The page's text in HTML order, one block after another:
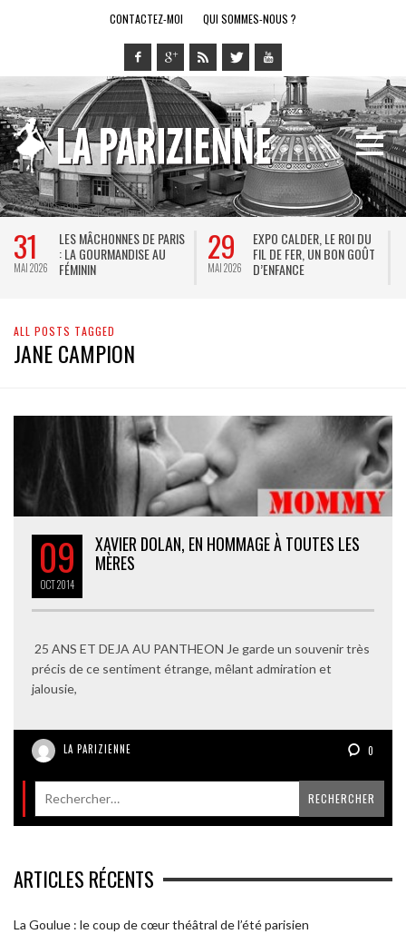
CONTACTEZ-MOI QUI SOMMES-NOUS ?
31
MAI 2026
LES MÂCHONNES DE PARIS
: LA GOURMANDISE AU
FÉMININ
29
MAI 2026
EXPO CALDER, LE ROI DU
FIL DE FER, UN BON GOÛT
D’ENFANCE
ALL POSTS TAGGED
JANE CAMPION
09
OCT2014
XAVIER DOLAN, EN HOMMAGE À TOUTES LES
MÈRES
25 ANS ET DEJA AU PANTHEON Je garde un souvenir très
précis de ce sentiment étrange, mêlant admiration et
jalousie,
LA PARIZIENNE 0
ARTICLES RÉCENTS
La Goulue : le coup de cœur théâtral de l’été parisien